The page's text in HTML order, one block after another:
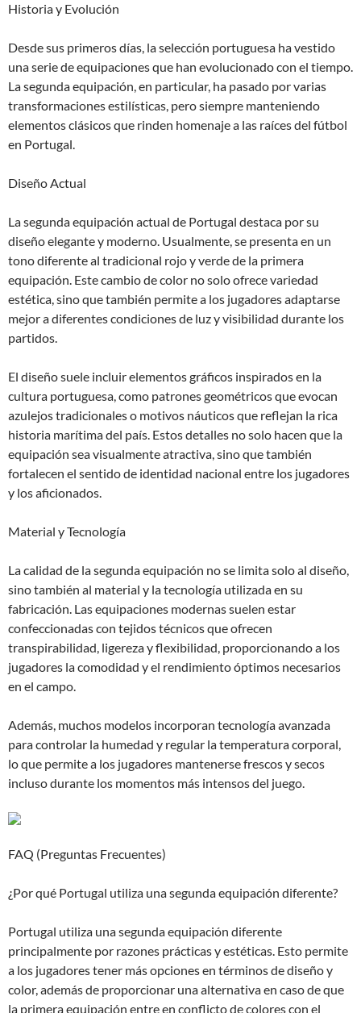
Historia y Evolución
Desde sus primeros días, la selección portuguesa ha vestido
una serie de equipaciones que han evolucionado con el tiempo.
La segunda equipación, en particular, ha pasado por varias
transformaciones estilísticas, pero siempre manteniendo
elementos clásicos que rinden homenaje a las raíces del fútbol
en Portugal.
Diseño Actual
La segunda equipación actual de Portugal destaca por su
diseño elegante y moderno. Usualmente, se presenta en un
tono diferente al tradicional rojo y verde de la primera
equipación. Este cambio de color no solo ofrece variedad
estética, sino que también permite a los jugadores adaptarse
mejor a diferentes condiciones de luz y visibilidad durante los
partidos.
El diseño suele incluir elementos gráficos inspirados en la
cultura portuguesa, como patrones geométricos que evocan
azulejos tradicionales o motivos náuticos que reflejan la rica
historia marítima del país. Estos detalles no solo hacen que la
equipación sea visualmente atractiva, sino que también
fortalecen el sentido de identidad nacional entre los jugadores
y los aficionados.
Material y Tecnología
La calidad de la segunda equipación no se limita solo al diseño,
sino también al material y la tecnología utilizada en su
fabricación. Las equipaciones modernas suelen estar
confeccionadas con tejidos técnicos que ofrecen
transpirabilidad, ligereza y flexibilidad, proporcionando a los
jugadores la comodidad y el rendimiento óptimos necesarios
en el campo.
Además, muchos modelos incorporan tecnología avanzada
para controlar la humedad y regular la temperatura corporal,
lo que permite a los jugadores mantenerse frescos y secos
incluso durante los momentos más intensos del juego.
FAQ (Preguntas Frecuentes)
¿Por qué Portugal utiliza una segunda equipación diferente?
Portugal utiliza una segunda equipación diferente
principalmente por razones prácticas y estéticas. Esto permite
a los jugadores tener más opciones en términos de diseño y
color, además de proporcionar una alternativa en caso de que
la primera equipación entre en conflicto de colores con el